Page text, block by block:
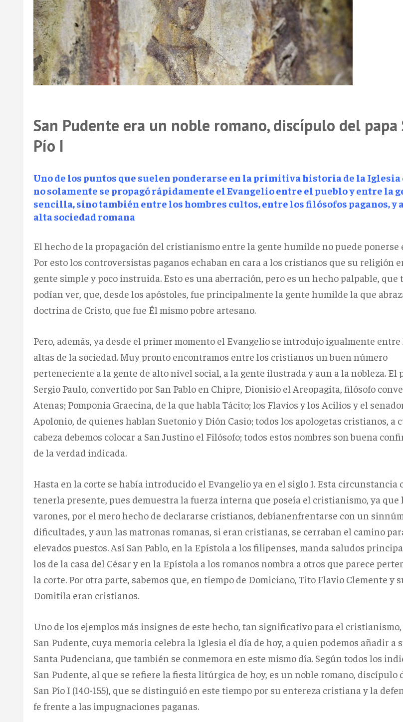
San Pudente era un noble romano, discípulo del papa
Pío I
Uno de los puntos que suelen ponderarse en la primitiva historia de la Iglesia
no solamente se propagó rápidamente el Evangelio entre el pueblo y entre la
sencilla, sino también entre los hombres cultos, entre los filósofos paganos, y
alta sociedad romana
El hecho de la propagación del cristianismo entre la gente humilde no puede ponerse
Por esto los controversistas paganos echaban en cara a los cristianos que su religión
gente simple y poco instruida. Esto es una aberración, pero es un hecho palpable, que
podían ver, que, desde los apóstoles, fue principalmente la gente humilde la que
doctrina de Cristo, que fue Él mismo pobre artesano.
Pero, además, ya desde el primer momento el Evangelio se introdujo igualmente entre
altas de la sociedad. Muy pronto encontramos entre los cristianos un buen número
perteneciente a la gente de alto nivel social, a la gente ilustrada y aun a la nobleza. El
Sergio Paulo, convertido por San Pablo en Chipre, Dionisio el Areopagita, filósofo
Atenas; Pomponia Graecina, de la que habla Tácito; los Flavios y los Acilios y el
Apolonio, de quienes hablan Suetonio y Dión Casio; todos los apologetas cristianos, a
cabeza debemos colocar a San Justino el Filósofo; todos estos nombres son buena
de la verdad indicada.
Hasta en la corte se había introducido el Evangelio ya en el siglo I. Esta circunstancia
tenerla presente, pues demuestra la fuerza interna que poseía el cristianismo, ya que
varones, por el mero hecho de declararse cristianos, debíanenfrentarse con un
dificultades, y aun las matronas romanas, si eran cristianas, se cerraban el camino
elevados puestos. Así San Pablo, en la Epístola a los filipenses, manda saludos
los de la casa del César y en la Epístola a los romanos nombra a otros que parece
la corte. Por otra parte, sabemos que, en tiempo de Domiciano, Tito Flavio Clemente y
Domitila eran cristianos.
Uno de los ejemplos más insignes de este hecho, tan significativo para el cristianismo,
San Pudente, cuya memoria celebra la Iglesia el día de hoy, a quien podemos añadir a
Santa Pudenciana, que también se conmemora en este mismo día. Según todos los
San Pudente, al que se refiere la fiesta litúrgica de hoy, es un noble romano, discípulo
San Pío I (140-155), que se distinguió en este tiempo por su entereza cristiana y la
fe frente a las impugnaciones paganas.